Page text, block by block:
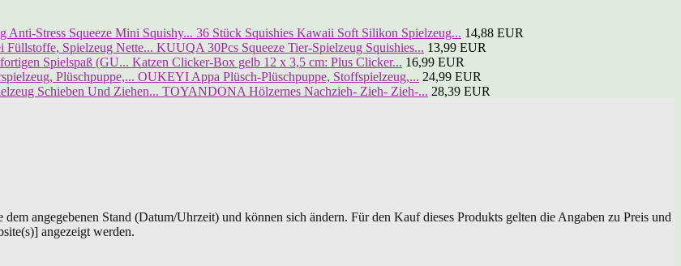
36 Stück Squishies Kawaii Soft Silikon Spielzeug... 14,88 EUR
KUUQA 30Pcs Squeeze Tier-Spielzeug Squishies... 13,99 EUR
Katzen Clicker-Box gelb 12 x 3,5 cm: Plus Clicker... 16,99 EUR
OUKEYI Appa Plüsch-Plüschpuppe, Stoffspielzeug,... 24,99 EUR
TOYANDONA Hölzernes Nachzieh- Zieh- Zieh-... 28,39 EUR
angegebenen Stand (Datum/Uhrzeit) und können sich ändern. Für den Kauf dieses Produkts gelten die Angaben zu Preis und
angezeigt werden.